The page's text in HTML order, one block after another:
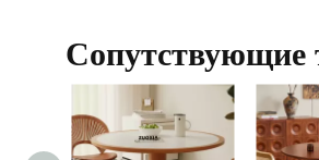
Сопутствующие